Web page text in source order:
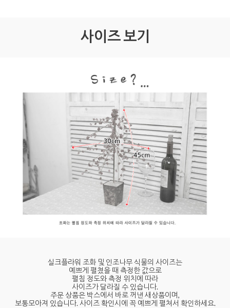
사이즈 보기
실크플라워 조화 및 인조나무 식물의 사이즈는
예쁘게 펼쳤을 때 측정한 값으로
펼침 정도와 측정 위치에 따라
사이즈가 달라질 수 있습니다.
주문 상품은 박스에서 바로 꺼낸 새상품이며,
보통모아져 있습니다. 사이즈 확인시에 꼭 예쁘게 펼쳐서 확인하세요.